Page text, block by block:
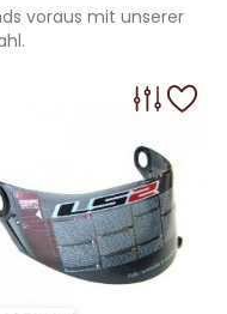
voraus mit unserer